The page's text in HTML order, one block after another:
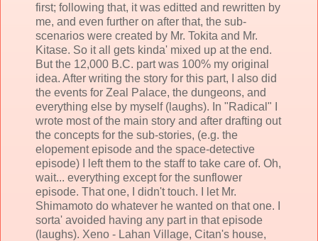
first; following that, it was editted and rewritten by
me, and even further on after that, the sub-
scenarios were created by Mr. Tokita and Mr.
Kitase. So it all gets kinda' mixed up at the end.
But the 12,000 B.C. part was 100% my original
idea. After writing the story for this part, I also did
the events for Zeal Palace, the dungeons, and
everything else by myself (laughs). In "Radical" I
wrote most of the main story and after drafting out
the concepts for the sub-stories, (e.g. the
elopement episode and the space-detective
episode) I left them to the staff to take care of. Oh,
wait... everything except for the sunflower
episode. That one, I didn't touch. I let Mr.
Shimamoto do whatever he wanted on that one. I
sorta' avoided having any part in that episode
(laughs). Xeno - Lahan Village, Citan's house,